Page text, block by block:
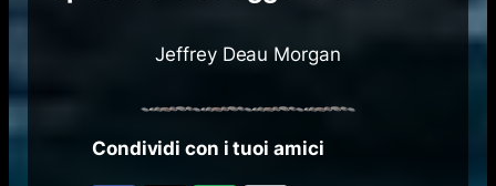
Jeffrey Deau Morgan
Condividi con i tuoi amici